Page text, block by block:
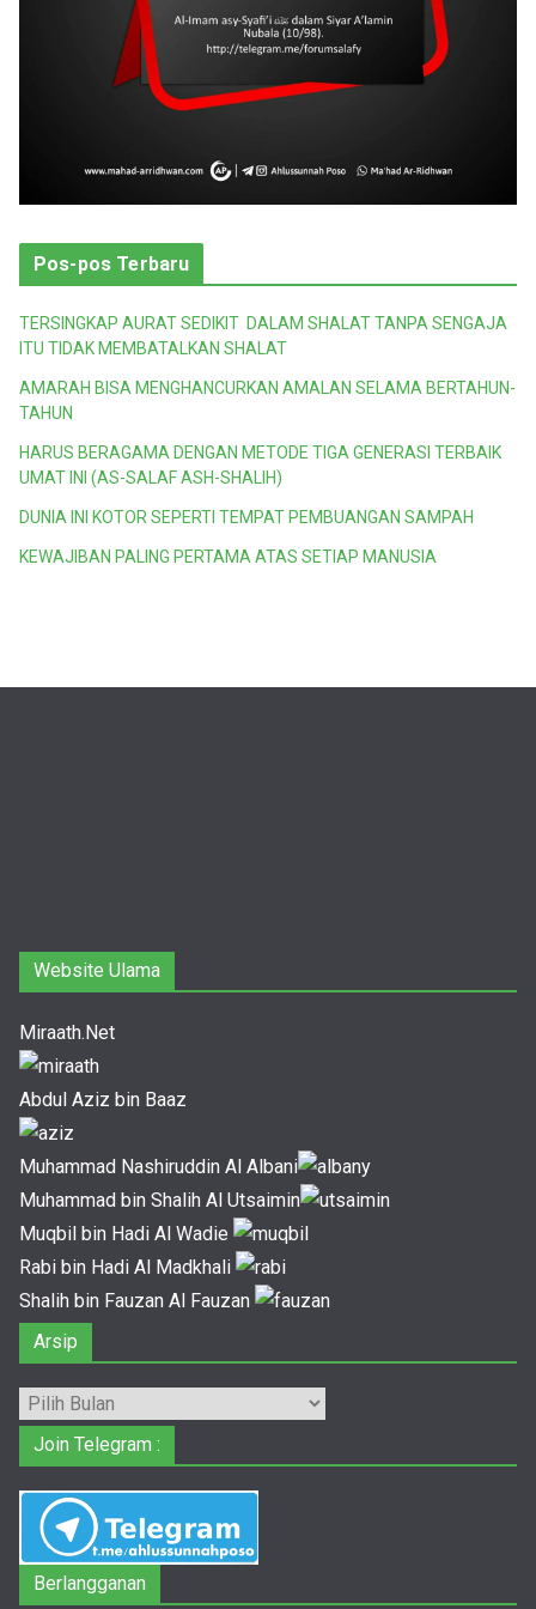
Pos-pos Terbaru
TERSINGKAP AURAT SEDIKIT DALAM SHALAT TANPA SENGAJA
ITU TIDAK MEMBATALKAN SHALAT
AMARAH BISA MENGHANCURKAN AMALAN SELAMA BERTAHUN-
TAHUN
HARUS BERAGAMA DENGAN METODE TIGA GENERASI TERBAIK
UMAT INI (AS-SALAF ASH-SHALIH)
DUNIA INI KOTOR SEPERTI TEMPAT PEMBUANGAN SAMPAH
KEWAJIBAN PALING PERTAMA ATAS SETIAP MANUSIA
Website Ulama
Miraath.Net
Abdul Aziz bin Baaz
Muhammad Nashiruddin Al Albani
Muhammad bin Shalih Al Utsaimin
Muqbil bin Hadi Al Wadie
Rabi bin Hadi Al Madkhali
Shalih bin Fauzan Al Fauzan
Arsip
Arsip
Join Telegram :
Berlangganan